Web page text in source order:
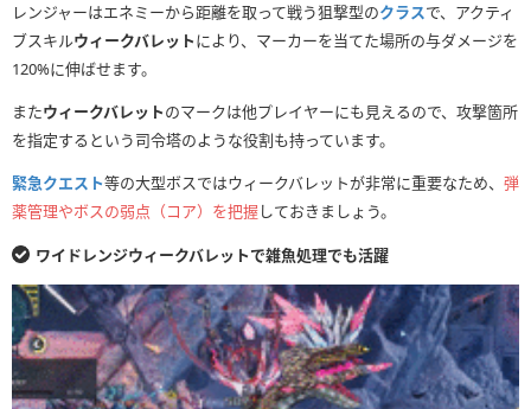
レンジャーはエネミーから距離を取って戦う狙撃型のクラスで、アクティ
ブスキルウィークバレットにより、マーカーを当てた場所の与ダメージを
120%に伸ばせます。
またウィークバレットのマークは他プレイヤーにも見えるので、攻撃箇所
を指定するという司令塔のような役割も持っています。
緊急クエスト等の大型ボスではウィークバレットが非常に重要なため、 弾
薬管理やボスの弱点（コア）を把握しておきましょう。
ワイドレンジウィークバレットで雑魚処理でも活躍